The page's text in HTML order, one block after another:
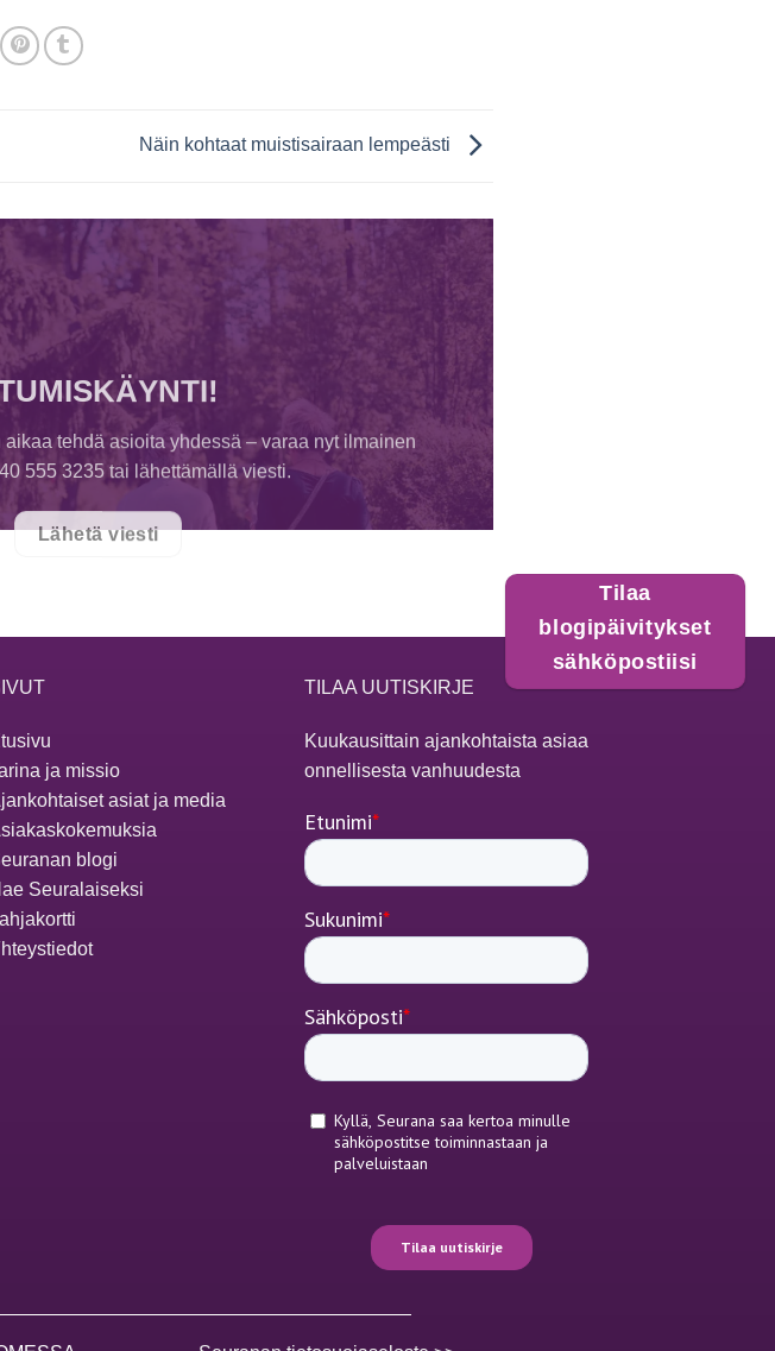
Näin kohtaat muistisairaan lempeästi
Tilaa
blogipäivitykset
sähköpostiisi
tehdä asioita yhdessä – varaa nyt ilmainen
555 3235 tai lähettämällä viesti.
Lähetä viesti
ja missio
asiat ja media
blogi
Seuralaiseksi
TILAA UUTISKIRJE
Kuukausittain ajankohtaista asiaa
onnellisesta vanhuudesta